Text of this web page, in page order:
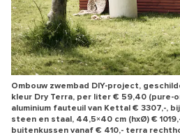
Ombouw zwembad DIY-project,
kleur Dry Terra, per liter € 59,40 (pure-
aluminium fauteuil van Kettal € 3307,-,
steen en staal, 44,5×40 cm (hxØ) €
buitenkussen vanaf € 410,- terra